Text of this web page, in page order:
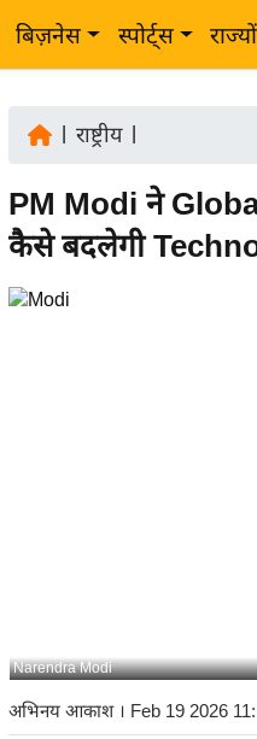
बिज़नेस स्पोर्ट्स
राष्ट्रीय|
PM Modi ने
कैसे बदलेगी
Narendra Modi
अभिनय आकाश। Feb 19 2026